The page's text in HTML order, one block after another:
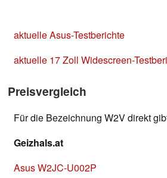
aktuelle Asus-Testberichte
aktuelle 17 Zoll Widescreen-
Preisvergleich
Für die Bezeichnung W2V direkt
Geizhals.at
Asus W2JC-U002P